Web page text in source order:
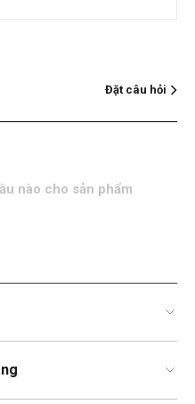
Đặt câu hỏi
nào cho sản phẩm